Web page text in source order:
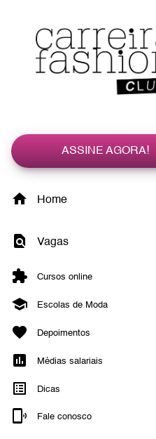
ASSINE AGORA!
Home
Vagas
Cursos online
Escolas de Moda
Depoimentos
Médias salariais
Dicas
Fale conosco